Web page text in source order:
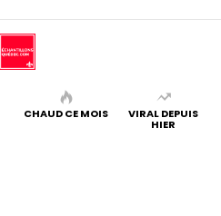
CHAUD CE MOIS VIRAL DEPUIS
HIER